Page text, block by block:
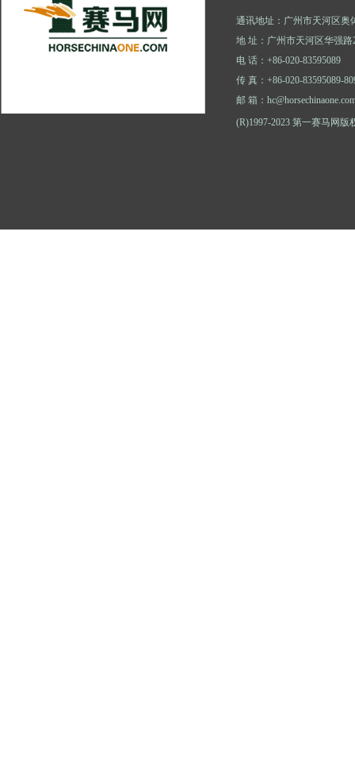
通讯地址：广州市天河区奥
地 址：广州市天河区华强路
电 话：+86-020-83595089
传 真：+86-020-83595089-
邮 箱：
(R)1997-2023 第一赛马网版